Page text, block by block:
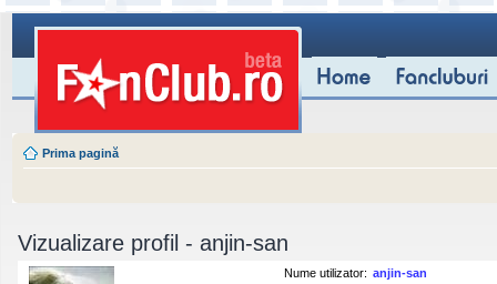
Prima pagină
Vizualizare profil - anjin-san
Nume utilizator: anjin-san